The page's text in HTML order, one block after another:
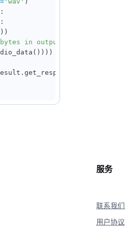
:
:
) )
in output.wav'
( ) ) ) )
. get_response
服务
联系我们
用户协议